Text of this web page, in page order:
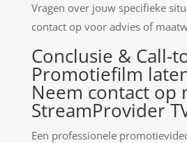
Vragen over jouw specifieke
contact op voor advies of
Conclusie & Call-
Promotiefilm
Neem contact op
StreamProvider
Een professionele